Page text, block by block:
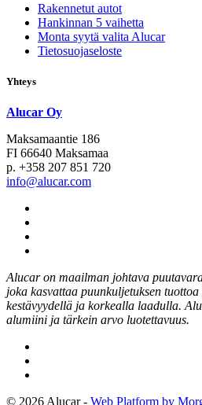
Rakennetut autot
Hankinnan 5 vaihetta
Monta syytä valita Alucar
Tietosuojaseloste
Yhteys
Alucar Oy
Maksamaantie 186
FI 66640 Maksamaa
p. +358 207 851 720
info@alucar.com
Alucar on maailman johtava
joka kasvattaa puunkuljetuksen tuottoa
kestävyydellä ja korkealla laadulla.
alumiini ja tärkein arvo luotettavuus.
© 2026 Alucar - Web Platform by